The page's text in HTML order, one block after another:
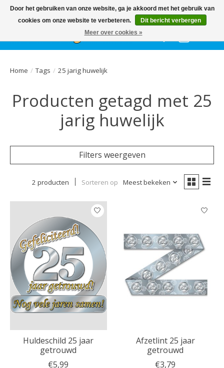
HetGEHELE jaar, grote collectie feestkleding & accessoires |
Ballonnen | Schmink | Bedrukking | Altijd gratis parkeren
Verlanglijst
Home / Tags / 25 jarig huwelijk
Producten getagd met 25
jarig huwelijk
Filters weergeven
2 producten Sorteren op Meest bekeken
Huldeschild 25 jaar
getrouwd
€5,99
Afzetlint 25 jaar
getrouwd
€3,79
Door het gebruiken van onze website, ga je akkoord met het gebruik van
cookies om onze website te verbeteren.
Dit bericht verbergen
Meer over cookies »